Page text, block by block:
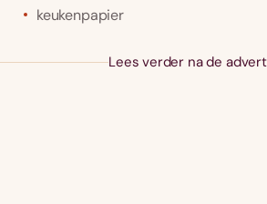
keukenpapier
Lees verder na de